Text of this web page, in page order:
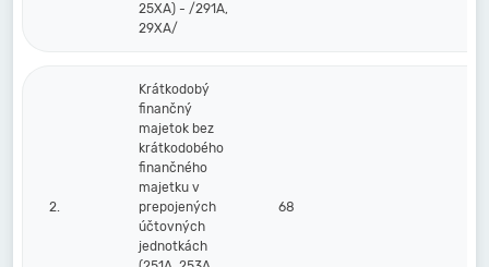
25XA) - /291A,
29XA/
2.
Krátkodobý
finančný
majetok bez
krátkodobého
finančného
majetku v
prepojených
účtovných
jednotkách
68